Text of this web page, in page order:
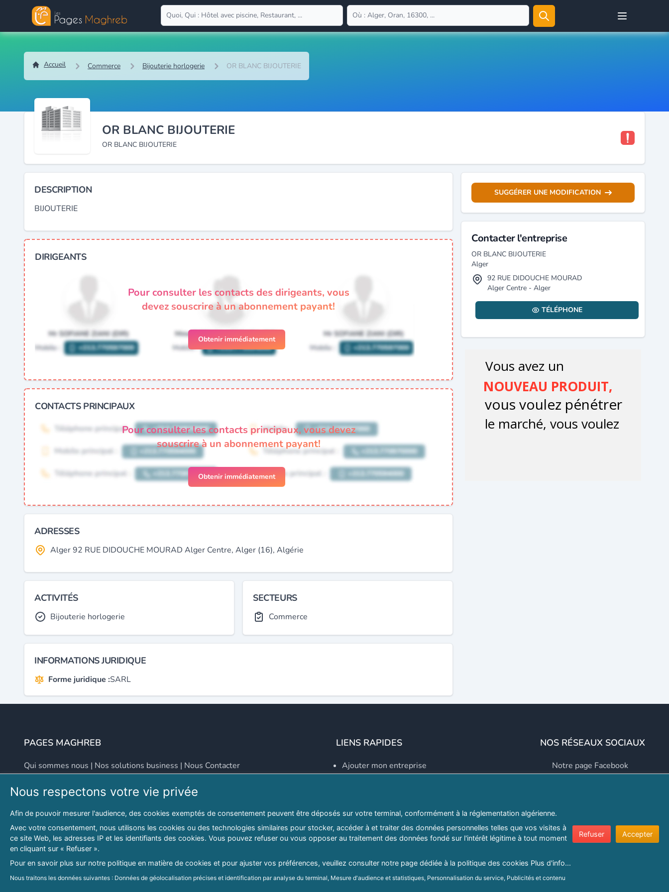
Open user menu
Accueil Commerce Bijouterie horlogerie OR BLANC BIJOUTERIE
OR BLANC BIJOUTERIE
OR BLANC BIJOUTERIE
DESCRIPTION
BIJOUTERIE
DIRIGEANTS
Pour consulter les contacts des dirigeants, vous
devez souscrire à un abonnement payant!
Obtenir immédiatement
CONTACTS PRINCIPAUX
Pour consulter les contacts principaux, vous devez
souscrire à un abonnement payant!
Obtenir immédiatement
ADRESSES
Alger 92 RUE DIDOUCHE MOURAD Alger Centre, Alger (16), Algérie
ACTIVITÉS
Bijouterie horlogerie
SECTEURS
Commerce
INFORMATIONS JURIDIQUE
Forme juridique :SARL
SUGGÉRER UNE MODIFICATION
Contacter l'entreprise
OR BLANC BIJOUTERIE
Alger
92 RUE DIDOUCHE MOURAD
Alger Centre - Alger
TÉLÉPHONE
PAGES MAGHREB
Qui sommes nous | Nos solutions business | Nous Contacter
Adresse
46 LOT. PETITE PROVENCE SIDI YAHIA
Hydra, Alger (16), Algérie
Email
contact@lespagesmaghreb.com
LIENS RAPIDES
Ajouter mon entreprise
Explorer par secteurs
Explorer par willayas
NOS RÉSEAUX SOCIAUX
Notre page Facebook
Notre page Twitter
© 2026 PAGESMAGHREB.COM. ALL RIGHTS RESERVED Mentions légales| Conditions générales d'utilisation|Politique de confidentialité|Protection de la vie privée
Nous respectons votre vie privée
Afin de pouvoir mesurer l'audience, des cookies exemptés de consentement peuvent être déposés sur votre terminal, conformément à la réglementation algérienne.
Avec votre consentement, nous utilisons les cookies ou des technologies similaires pour stocker, accéder à et traiter des données personnelles telles que vos visites à
ce site Web, les adresses IP et les identifiants des cookies. Vous pouvez refuser ou vous opposer au traitement des données fondé sur l'intérêt légitime à tout moment
en cliquant sur « Refuser ».
Pour en savoir plus sur notre politique en matière de cookies et pour ajuster vos préférences, veuillez consulter notre page dédiée à la politique des cookies Plus d'info...
Nous traitons les données suivantes : Données de géolocalisation précises et identification par analyse du terminal, Mesure d'audience et statistiques, Personnalisation du service, Publicités et contenu
Refuser Accepter